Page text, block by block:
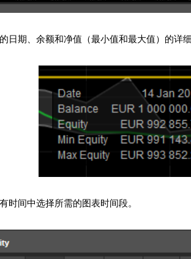
日期、余额和净值（最小值和最大值）的详
时间中选择所需的图表时间段。